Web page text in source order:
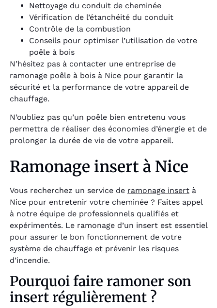
Nettoyage du conduit de cheminée
Vérification de l’étanchéité du conduit
Contrôle de la combustion
Conseils pour optimiser l’utilisation de votre
poêle à bois
N’hésitez pas à contacter une entreprise de
ramonage poêle à bois à Nice pour garantir la
sécurité et la performance de votre appareil de
chauffage.
N’oubliez pas qu’un poêle bien entretenu vous
permettra de réaliser des économies d’énergie et de
prolonger la durée de vie de votre appareil.
Ramonage insert à Nice
Vous recherchez un service de ramonage insert à
Nice pour entretenir votre cheminée ? Faites appel
à notre équipe de professionnels qualifiés et
expérimentés. Le ramonage d’un insert est essentiel
pour assurer le bon fonctionnement de votre
système de chauffage et prévenir les risques
d’incendie.
Pourquoi faire ramoner son
insert régulièrement ?